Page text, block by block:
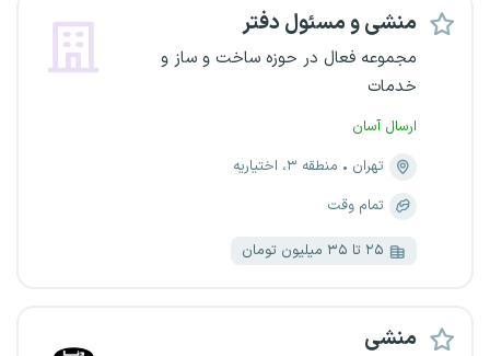
منشی و مسئول دفتر
مجموعه فعال در حوزه ساخت و ساز و
خدمات
ارسال آسان
تهران
منطقه ۳، اختیاریه
تمام وقت
۲۵ تا ۳۵ میلیون تومان
منشی